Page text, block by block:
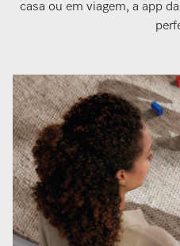
casa ou em viagem, a app